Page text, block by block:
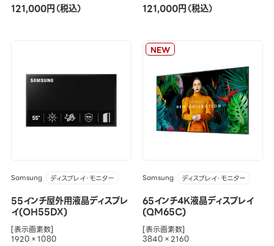
121,000円（税込） 121,000円（税込）
Samsung ディスプレイ・モニター
55インチ屋外用液晶ディスプレ
イ(OH55DX)
[表示画素数]
1920×1080
NEW
Samsung ディスプレイ・モニター
65インチ4K液晶ディスプレイ
(QM65C)
[表示画素数]
3840×2160